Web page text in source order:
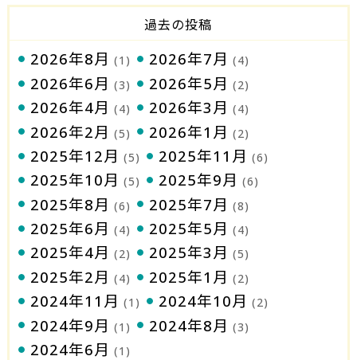
過去の投稿
2026年8月 (1) 2026年7月 (4)
2026年6月 (3) 2026年5月 (2)
2026年4月 (4) 2026年3月 (4)
2026年2月 (5) 2026年1月 (2)
2025年12月 (5) 2025年11月 (6)
2025年10月 (5) 2025年9月 (6)
2025年8月 (6) 2025年7月 (8)
2025年6月 (4) 2025年5月 (4)
2025年4月 (2) 2025年3月 (5)
2025年2月 (4) 2025年1月 (2)
2024年11月 (1) 2024年10月 (2)
2024年9月 (1) 2024年8月 (3)
2024年6月 (1)